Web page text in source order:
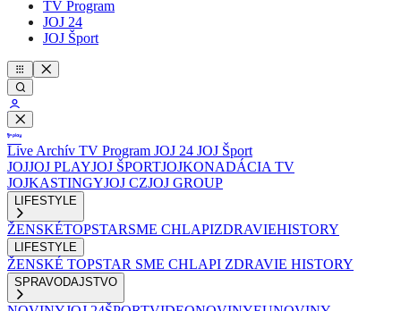
TV Program
JOJ 24
JOJ Šport
Live Archív TV Program JOJ 24 JOJ Šport
JOJJOJ PLAYJOJ ŠPORTJOJKONADÁCIA TV
JOJKASTINGYJOJ CZJOJ GROUP
LIFESTYLE
ŽENSKÉTOPSTARSME CHLAPIZDRAVIEHISTORY
LIFESTYLE
ŽENSKÉ TOPSTAR SME CHLAPI ZDRAVIE HISTORY
SPRAVODAJSTVO